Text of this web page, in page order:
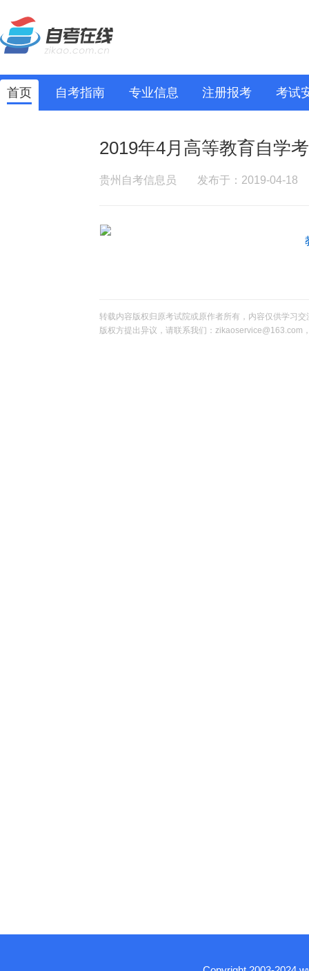
首页 自考指南 专业信息 注册报考 考试
2019年4月高等教育自学
贵州自考信息员 发布于：2019-04-18
转载内容版权归原考试院或原作者所有，内容仅供学习
版权方提出异议，请联系我们：zikaoservice@163.com